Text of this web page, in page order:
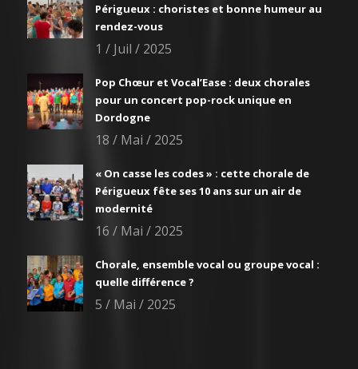
Périgueux : choristes et bonne humeur au
rendez-vous
1 / Juil / 2025
Pop Chœur et Vocal’Ease : deux chorales
pour un concert pop-rock unique en
Dordogne
18 / Mai / 2025
« On casse les codes » : cette chorale de
Périgueux fête ses 10 ans sur un air de
modernité
16 / Mai / 2025
Chorale, ensemble vocal ou groupe vocal :
quelle différence ?
5 / Mai / 2025